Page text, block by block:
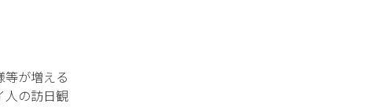
が増える
人の訪日観